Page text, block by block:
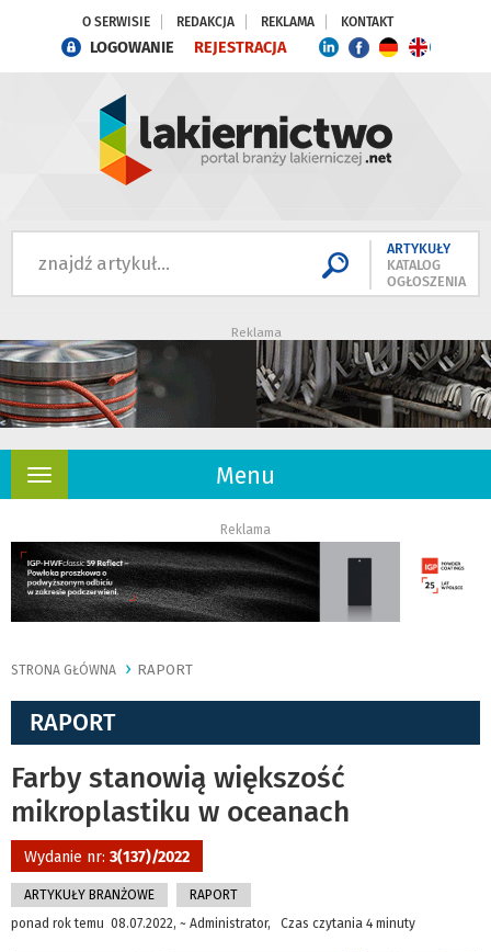
O SERWISIE REDAKCJA REKLAMA KONTAKT
LOGOWANIE REJESTRACJA
ARTYKUŁY
KATALOG
OGŁOSZENIA
Reklama
Menu
Rozwiń
Reklama
STRONA GŁÓWNA RAPORT
RAPORT
Farby stanowią większość
mikroplastiku w oceanach
Wydanie nr: 3(137)/2022
ARTYKUŁY BRANŻOWE
RAPORT
ponad rok temu 08.07.2022, ~ Administrator, Czas czytania 4 minuty